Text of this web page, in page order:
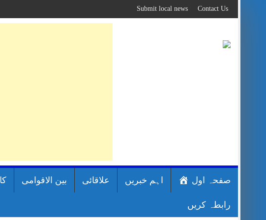
to
content
Contact Us
Submit local news
صفحہ اول اہم خبریں علاقائی بین الاقوامی
رابطہ کریں